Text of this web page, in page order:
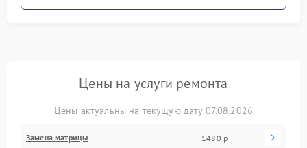
Цены на услуги ремонта
Цены актуальны на текущую дату 07.08.2026
Замена матрицы 1480 р